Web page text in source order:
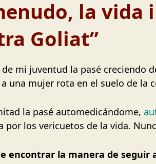
la
Goliat”
mi juventud la pasé creciendo
una mujer rota en el suelo de la
la pasé automedicándome,
por los vericuetos de la vida.
encontrar la manera de